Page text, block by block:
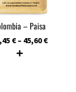
– Paisa
€ – 45,60€